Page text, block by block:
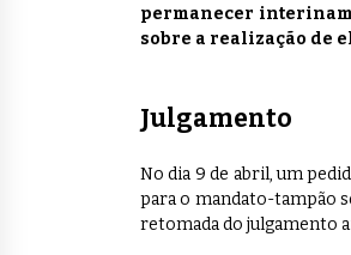
permanecer
sobre a realização de
Julgamento
No dia 9 de abril, um
para o mandato-tampão
retomada do julgamento